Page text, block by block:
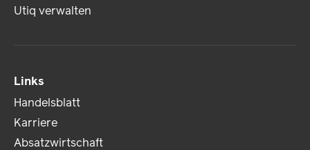
Utiq verwalten
Links
Handelsblatt
Karriere
Absatzwirtschaft